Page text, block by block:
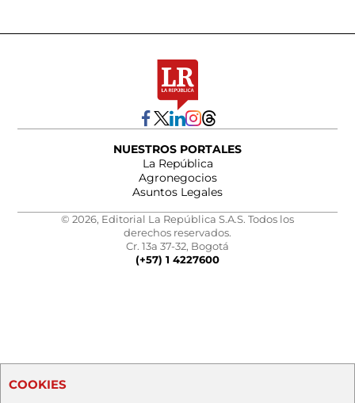
NUESTROS PORTALES
La República
Agronegocios
Asuntos Legales
© 2026, Editorial La República S.A.S. Todos los
derechos reservados.
Cr. 13a 37-32, Bogotá
(+57) 1 4227600
COOKIES